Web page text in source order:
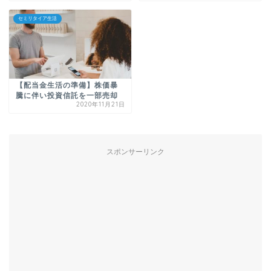
セミリタイア生活
【配当金生活の準備】株価暴
騰に伴い投資信託を一部売却
2020年11月21日
スポンサーリンク